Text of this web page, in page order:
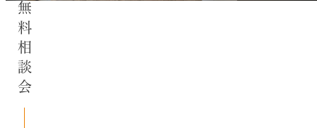
無料相談会